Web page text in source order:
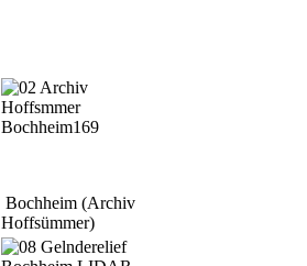
Bochheim (Archiv
Hoffsümmer)